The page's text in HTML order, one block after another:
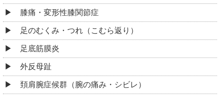
膝痛・変形性膝関節症
足のむくみ・つれ（こむら返り）
足底筋膜炎
外反母趾
頚肩腕症候群（腕の痛み・シビレ）